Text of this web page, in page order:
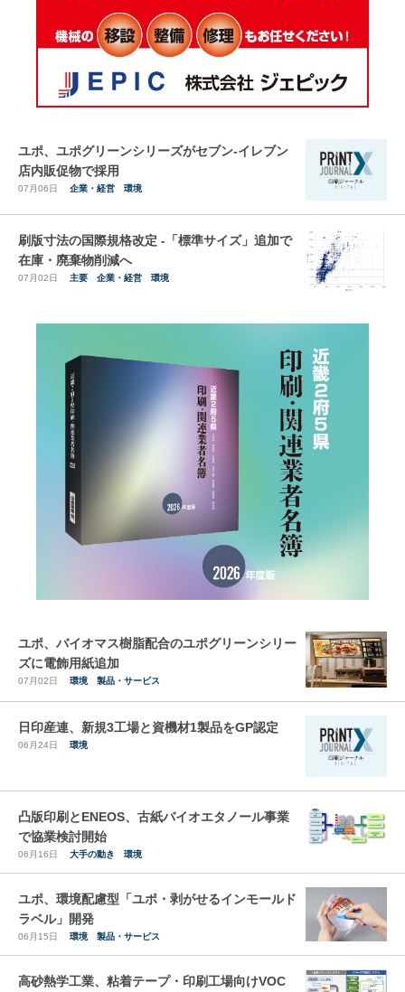
ユポ、ユポグリーンシリーズがセブン-イレブン
店内販促物で採用
07月06日 企業・経営 環境
刷版寸法の国際規格改定 -「標準サイズ」追加で
在庫・廃棄物削減へ
07月02日 主要 企業・経営 環境
ユポ、バイオマス樹脂配合のユポグリーンシリー
ズに電飾用紙追加
07月02日 環境 製品・サービス
日印産連、新規3工場と資機材1製品をGP認定
06月24日 環境
凸版印刷とENEOS、古紙バイオエタノール事業
で協業検討開始
06月16日 大手の動き 環境
ユポ、環境配慮型「ユポ・剥がせるインモールド
ラベル」開発
06月15日 環境 製品・サービス
高砂熱学工業、粘着テープ・印刷工場向けVOC